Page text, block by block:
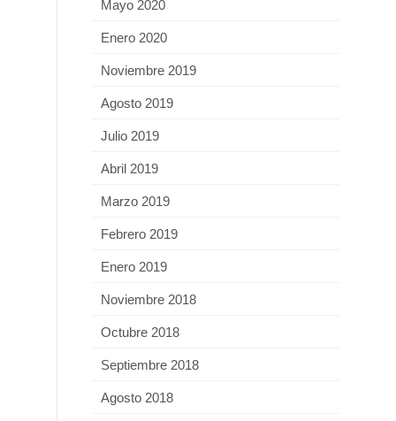
Mayo 2020
Enero 2020
Noviembre 2019
Agosto 2019
Julio 2019
Abril 2019
Marzo 2019
Febrero 2019
Enero 2019
Noviembre 2018
Octubre 2018
Septiembre 2018
Agosto 2018